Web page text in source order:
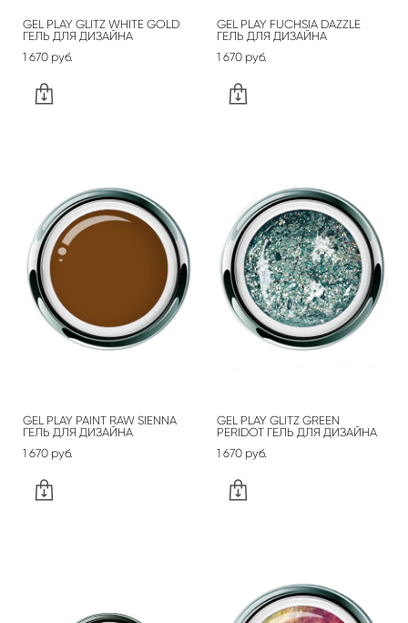
GEL PLAY GLITZ WHITE GOLD
ГЕЛЬ ДЛЯ ДИЗАЙНА
1 670 pуб.
GEL PLAY FUCHSIA DAZZLE
ГЕЛЬ ДЛЯ ДИЗАЙНА
1 670 pуб.
GEL PLAY PAINT RAW SIENNA
ГЕЛЬ ДЛЯ ДИЗАЙНА
1 670 pуб.
GEL PLAY GLITZ GREEN
PERIDOT ГЕЛЬ ДЛЯ ДИЗАЙНА
1 670 pуб.